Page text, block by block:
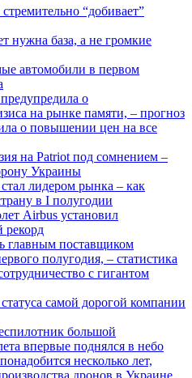
“добивает”
нужна база, а не громкие
автомобили в первом
о
на рынке памяти, – прогноз
о повышении цен на все
на Patriot под сомнением –
Украины
лидером рынка – как
в I полугодии
Airbus установил
рекорд
главным поставщиком
полугодия, – статистика
с гигантом
самой дорогой компании
большой
впервые поднялся в небо
несколько лет,
дронов в Украине